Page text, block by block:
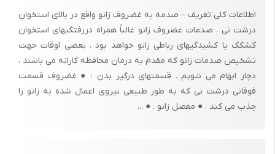
1-1-استخوان شناسی پا :
اطلاعات کلی تعریف – صدمه به غضروف زانو واقع در بالای استخوان
درشت نی . صدمات غضروف زانو غالباً همراه دررفتگیهای استخوان
کشکک یا کشیدگیهای رباطی زانو خواهد بود . بعضی اوقات جهت
تشخیص صدمات زانو که مقدم به درمان محافظه کارانه می باشند ،
دچار ابهام می شویم . قسمتهای درگیر بدن : ● غضروف قسمت
فوقانی درشت نی که به طور طبیعی نیروی اعمال شده به زانو را
جذب می کند . ● مفصل زانو . ● ...